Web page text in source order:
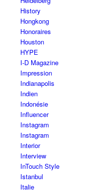
History
Hongkong
Honoraires
Houston
HYPE
I-D Magazine
Impression
Indianapolis
Indien
Indonésie
Influencer
Instagram
Instagram
Interior
Interview
InTouch Style
Istanbul
Italie